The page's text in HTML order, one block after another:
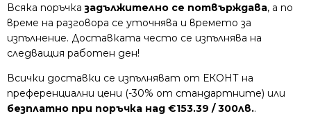
Всяка поръчказадължително се потвърждава, а по
време на разговора се уточнява и времето за
изпълнение. Доставката често се изпълнява на
следващия работен ден!
Всички доставки се изпълняват от ЕКОНТ на
преференциални цени (-30% от стандартните) или
безплатно при поръчка над €153.39 / 300лв..